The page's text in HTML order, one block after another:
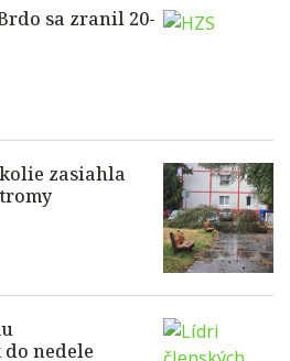
sa zranil 20-
zasiahla
nedele